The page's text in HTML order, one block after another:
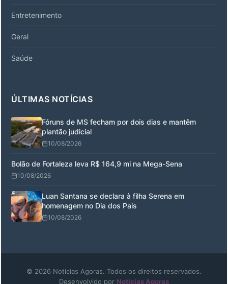
Entretenimento
Geral
Saúde
ÚLTIMAS NOTÍCIAS
Fóruns de MS fecham por dois dias e mantêm
plantão judicial
10/08/2026
Bolão de Fortaleza leva R$ 164,9 mi na Mega-Sena
10/08/2026
Luan Santana se declara à filha Serena em
homenagem no Dia dos Pais
10/08/2026
© 2026 Noticias Agoras. Todos os direitos reservados.
Desenvolvido por Noticias Agoras